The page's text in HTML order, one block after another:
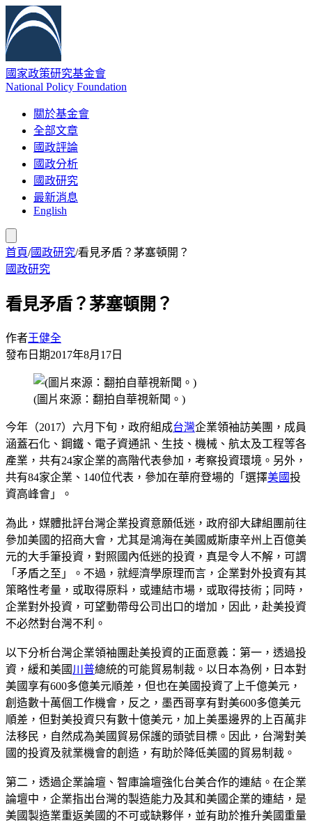
國家政策研究基金會
National Policy Foundation
關於基金會
全部文章
國政評論
國政分析
國政研究
最新消息
English
首頁/國政研究/看見矛盾？茅塞頓開？
國政研究
看見矛盾？茅塞頓開？
作者王健全
發布日期2017年8月17日
(圖片來源：翻拍自華視新聞。)
今年（2017）六月下旬，政府組成台灣企業領袖訪美團，成員
涵蓋石化、鋼鐵、電子資通訊、生技、機械、航太及工程等各
產業，共有24家企業的高階代表參加，考察投資環境。另外，
共有84家企業、140位代表，參加在華府登場的「選擇美國投
資高峰會」。
為此，媒體批評台灣企業投資意願低迷，政府卻大肆組團前往
參加美國的招商大會，尤其是鴻海在美國威斯康辛州上百億美
元的大手筆投資，對照國內低迷的投資，真是令人不解，可謂
「矛盾之至」。不過，就經濟學原理而言，企業對外投資有其
策略性考量，或取得原料，或連結市場，或取得技術；同時，
企業對外投資，可望動帶母公司出口的增加，因此，赴美投資
不必然對台灣不利。
以下分析台灣企業領袖團赴美投資的正面意義：第一，透過投
資，緩和美國 川普總統的可能貿易制裁。以日本為例，日本對
美國享有600多億美元順差，但也在美國投資了上千億美元，
創造數十萬個工作機會，反之，墨西哥享有對美600多億美元
順差，但對美投資只有數十億美元，加上美墨邊界的上百萬非
法移民，自然成為美國貿易保護的頭號目標。因此，台灣對美
國的投資及就業機會的創造，有助於降低美國的貿易制裁。
第二，透過企業論壇、智庫論壇強化台美合作的連結。在企業
論壇中，企業指出台灣的製造能力及其和美國企業的連結，是
美國製造業重返美國的不可或缺夥伴，並有助於推升美國重量